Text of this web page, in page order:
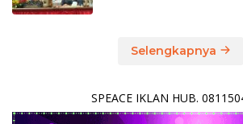
Selengkapnya
SPEACE IKLAN